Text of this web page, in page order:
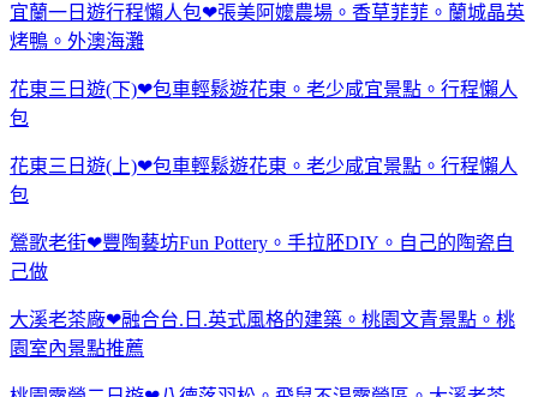
宜蘭一日遊行程懶人包❤張美阿嬤農場。香草菲菲。蘭城晶英
烤鴨。外澳海灘
花東三日遊(下)❤包車輕鬆遊花東。老少咸宜景點。行程懶人
包
花東三日遊(上)❤包車輕鬆遊花東。老少咸宜景點。行程懶人
包
鶯歌老街❤豐陶藝坊Fun Pottery。手拉胚DIY。自己的陶瓷自
己做
大溪老茶廠❤融合台.日.英式風格的建築。桃園文青景點。桃
園室內景點推薦